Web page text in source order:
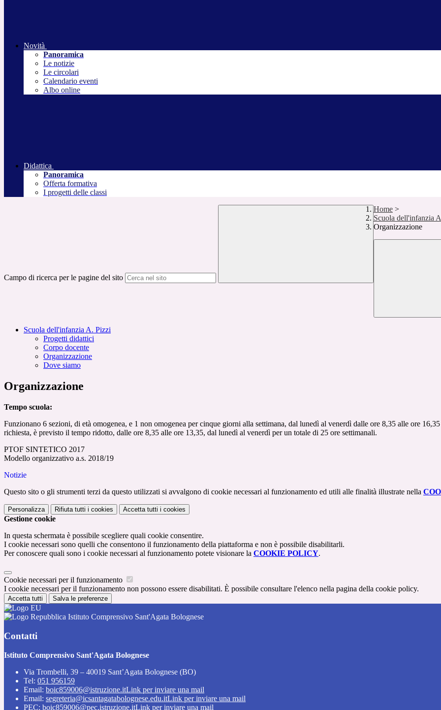
Novità
Panoramica
Le notizie
Le circolari
Calendario eventi
Albo online
Didattica
Panoramica
Offerta formativa
I progetti delle classi
Campo di ricerca per le pagine del sito
Home >
Scuola dell'infanzia
Organizzazione
Scuola dell'infanzia A. Pizzi
Progetti didattici
Corpo docente
Organizzazione
Dove siamo
Organizzazione
Tempo scuola:
Funzionano 6 sezioni, di età omogenea, e 1 non omogenea per cinque giorni alla settimana, dal lunedì al venerdì dalle ore 8,35 alle ore
richiesta, è previsto il tempo ridotto, dalle ore 8,35 alle ore 13,35, dal lunedì al venerdì per un totale di 25 ore settimanali.
PTOF SINTETICO 2017
Modello organizzativo a.s. 2018/19
Notizie
Questo sito o gli strumenti terzi da questo utilizzati si avvalgono di cookie necessari al funzionamento ed utili alle finalità illustrate nella
Personalizza Rifiuta tutti i cookies Accetta tutti i cookies
Gestione cookie
In questa schermata è possibile scegliere quali cookie consentire.
I cookie necessari sono quelli che consentono il funzionamento della piattaforma e non è possibile disabilitarli.
Per conoscere quali sono i cookie necessari al funzionamento potete visionare la COOKIE POLICY.
Cookie necessari per il funzionamento
I cookie necessari per il funzionamento non possono essere disabilitati. È possibile consultare l'elenco nella pagina della cookie policy.
Accetta tutti Salva le preferenze
Istituto Comprensivo Sant'Agata Bolognese
Contatti
Istituto Comprensivo Sant'Agata Bolognese
Via Trombelli, 39 – 40019 Sant’Agata Bolognese (BO)
Tel: 051 956159
Email: boic859006@istruzione.itLink per inviare una mail
Email: segreteria@icsantagatabolognese.edu.itLink per inviare una mail
PEC: boic859006@pec.istruzione.itLink per inviare una mail